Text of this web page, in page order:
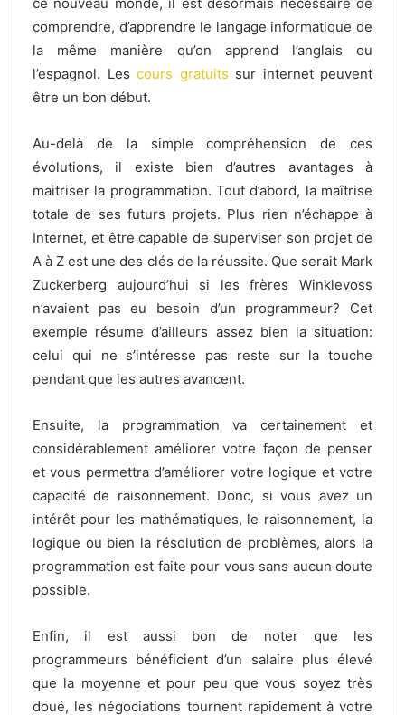
comprendre, d’apprendre le langage informatique de
la même manière qu’on apprend l’anglais ou
l’espagnol. Les cours gratuits sur internet peuvent
être un bon début.
Au-delà de la simple compréhension de ces
évolutions, il existe bien d’autres avantages à
maitriser la programmation. Tout d’abord, la maîtrise
totale de ses futurs projets. Plus rien n’échappe à
Internet, et être capable de superviser son projet de
A à Z est une des clés de la réussite. Que serait Mark
Zuckerberg aujourd’hui si les frères Winklevoss
n’avaient pas eu besoin d’un programmeur? Cet
exemple résume d’ailleurs assez bien la situation:
celui qui ne s’intéresse pas reste sur la touche
pendant que les autres avancent.
Ensuite, la programmation va certainement et
considérablement améliorer votre façon de penser
et vous permettra d’améliorer votre logique et votre
capacité de raisonnement. Donc, si vous avez un
intérêt pour les mathématiques, le raisonnement, la
logique ou bien la résolution de problèmes, alors la
programmation est faite pour vous sans aucun doute
possible.
Enfin, il est aussi bon de noter que les
programmeurs bénéficient d’un salaire plus élevé
que la moyenne et pour peu que vous soyez très
doué, les négociations tournent rapidement à votre